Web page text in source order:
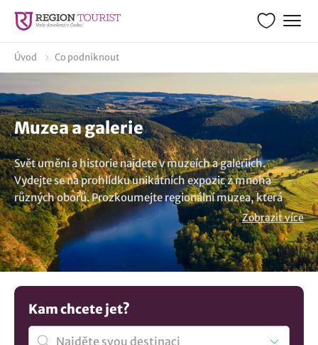
Úvod Co podniknout
Muzea a galerie
Svět umění a historie najdete v muzeích a galeriích.
Vydejte se na prohlídku unikátních expozic z mnoha
různých oborů. Prozkoumejte regionální muzea, která
zachycují historii regionu skrz své expozice a navštivte
galerie s moderním či klasickým uměním. U nás najdete i
muzea změřená na děti, kde si děti nejen dozvědí spoustu
nového, ale také si i pohrají. Navštívit můžete
vlastnivědná, zemědělská či technická muzea.
Zobrazit více
Kam chcete jet?